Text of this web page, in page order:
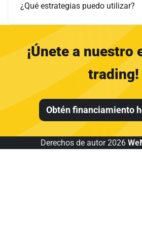
¿Qué estrategias puedo utilizar?
¡Únete a nuestro
trading!
Obtén financiamiento
Derechos de autor 2026